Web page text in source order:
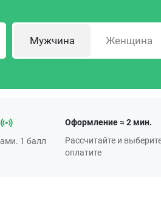
Мужчина Женщина
1 балл
Оформление ≈ 2 мин.
Рассчитайте и
оплатите